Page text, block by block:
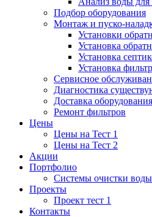
Подбор оборудования
Монтаж и пуско-
Установки
Установка
Установка
Установка
Сервисное
Диагностика
Доставка оборудования
Ремонт фильтров
Цены
Цены на Тест 1
Цены на Тест 2
Акции
Портфолио
Системы очистки воды
Проекты
Проект тест 1
Контакты